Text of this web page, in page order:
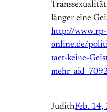
länger eine
http://www.rp-
online.de/
taet-keine-
JudithFeb. 14,